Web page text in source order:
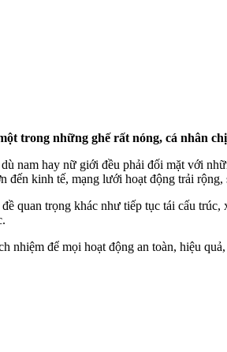
trong những ghế rất nóng, cá nhân
nam hay nữ giới đều phải đối mặt với
đến kinh tế, mạng lưới hoạt động trải
quan trọng khác như tiếp tục tái cấu
nhiệm để mọi hoạt động an toàn, hiệu